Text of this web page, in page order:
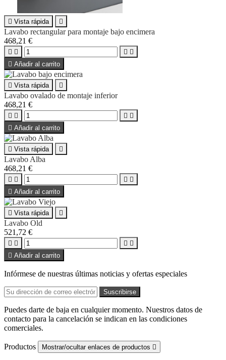
 Vista rápida 
Lavabo rectangular para montaje bajo encimera
468,21 €
   
 Añadir al carrito
 Vista rápida 
Lavabo ovalado de montaje inferior
468,21 €
   
 Añadir al carrito
 Vista rápida 
Lavabo Alba
468,21 €
   
 Añadir al carrito
 Vista rápida 
Lavabo Old
521,72 €
   
 Añadir al carrito
Infórmese de nuestras últimas noticias y ofertas especiales
Puedes darte de baja en cualquier momento. Nuestros datos de
contacto para la cancelación se indican en las condiciones
comerciales.
Productos Mostrar/ocultar enlaces de productos 